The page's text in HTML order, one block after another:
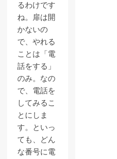
るわけです
ね。扉は開
かないの
で、やれる
ことは「電
話をする」
のみ。なの
で、電話を
してみるこ
とにしま
す。といっ
ても、どん
な番号に電